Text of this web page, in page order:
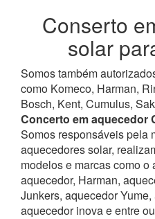
Conserto
solar
Somos também
como Komeco, Harman,
Bosch, Kent, Cumulus,
Concerto em aquecedor
Somos responsáveis pela
aquecedores solar,
modelos e marcas como
aquecedor, Harman,
Junkers, aquecedor
aquecedor inova e entre